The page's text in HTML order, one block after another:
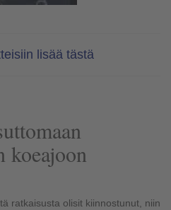
lisää tästä
koeajoon
ratkaisusta olisit kiinnostunut, niin